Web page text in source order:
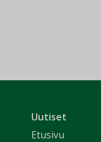
Uutiset
Etusivu